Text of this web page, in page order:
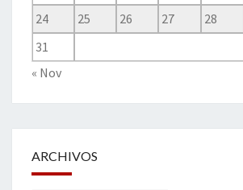
24
25 26 27 28
31
« Nov
ARCHIVOS